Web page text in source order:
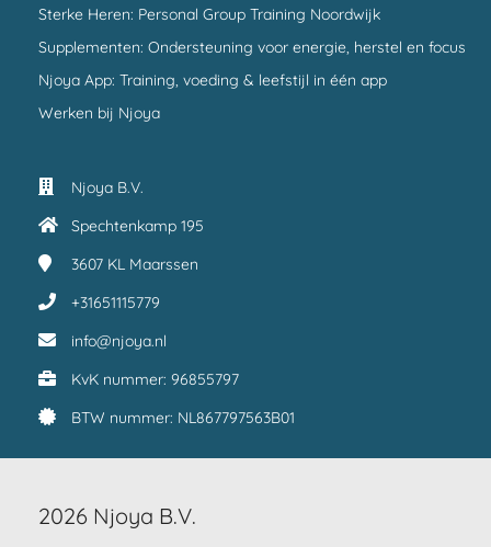
Sterke Heren: Personal Group Training Noordwijk
Supplementen: Ondersteuning voor energie, herstel en focus
Njoya App: Training, voeding & leefstijl in één app
Werken bij Njoya
Njoya B.V.
Spechtenkamp 195
3607 KL Maarssen
+31651115779
info@njoya.nl
KvK nummer: 96855797
BTW nummer: NL867797563B01
2026 Njoya B.V.